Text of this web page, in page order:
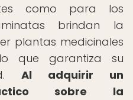
como para los
brindan la
plantas medicinales
que garantiza su
Al adquirir un
sobre la